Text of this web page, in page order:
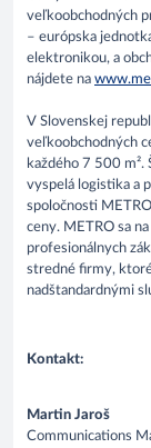
veľkoobchodných
– európska
elektronikou, a
nájdete na
V Slovenskej
veľkoobchodných
každého 7 500
vyspelá logistika a
spoločnosti
ceny. METRO sa
profesionálnych
stredné firmy,
nadštandardnými
Kontakt:
Martin Jaroš
Communications